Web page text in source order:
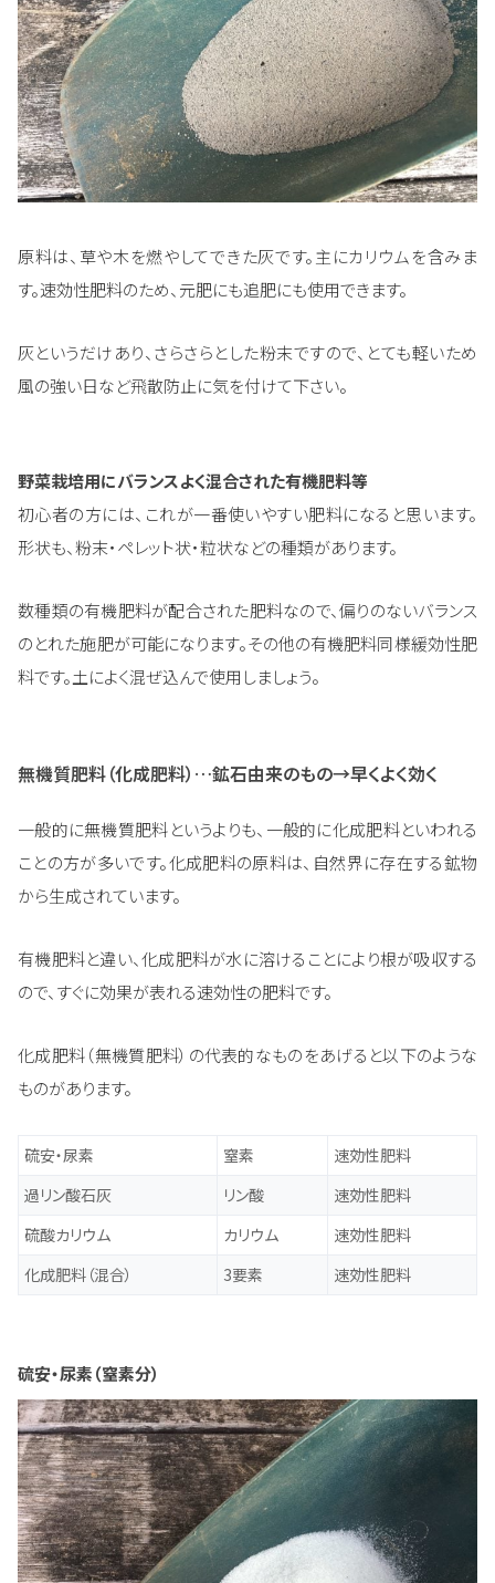
原料は、草や木を燃やしてできた灰です。主にカリウムを含みま
す。速効性肥料のため、元肥にも追肥にも使用できます。
灰というだけあり、さらさらとした粉末ですので、とても軽いため
風の強い日など飛散防止に気を付けて下さい。
野菜栽培用にバランスよく混合された有機肥料等
初心者の方には、これが一番使いやすい肥料になると思います。
形状も、粉末・ペレット状・粒状などの種類があります。
数種類の有機肥料が配合された肥料なので、偏りのないバランス
のとれた施肥が可能になります。その他の有機肥料同様緩効性肥
料です。土によく混ぜ込んで使用しましょう。
無機質肥料（化成肥料）…鉱石由来のもの→早くよく効く
一般的に無機質肥料というよりも、一般的に化成肥料といわれる
ことの方が多いです。化成肥料の原料は、自然界に存在する鉱物
から生成されています。
有機肥料と違い、化成肥料が水に溶けることにより根が吸収する
ので、すぐに効果が表れる速効性の肥料です。
化成肥料（無機質肥料）の代表的なものをあげると以下のような
ものがあります。
硫安・尿素 窒素
速効性肥料
過リン酸石灰
リン酸
速効性肥料
硫酸カリウム
カリウム
速効性肥料
化成肥料（混合）
3要素 速効性肥料
硫安・尿素（窒素分）